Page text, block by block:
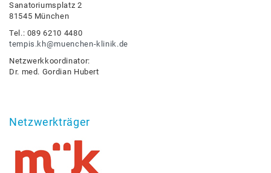
Sanatoriumsplatz 2
81545 München
Tel.: 089 6210 4480
tempis.kh@muenchen-klinik.de
Netzwerkkoordinator:
Dr. med. Gordian Hubert
Netzwerkträger